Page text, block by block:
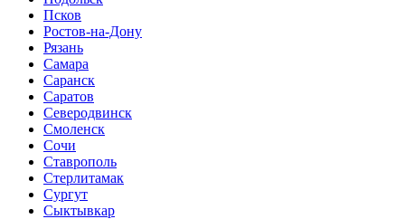
Псков
Ростов-на-Дону
Рязань
Самара
Саранск
Саратов
Северодвинск
Смоленск
Сочи
Ставрополь
Стерлитамак
Сургут
Сыктывкар